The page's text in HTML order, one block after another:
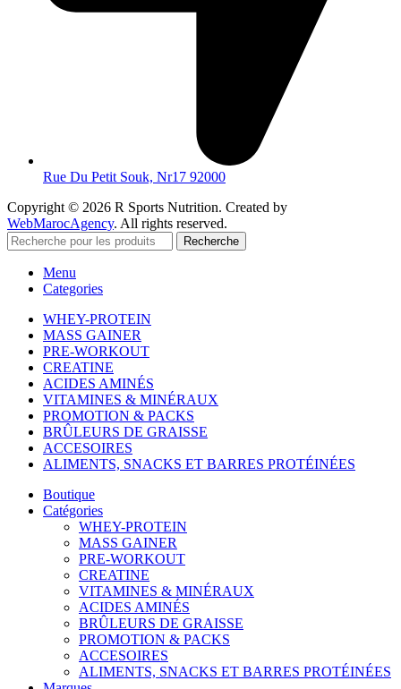
Rue Du Petit Souk, Nr17 92000
Copyright © 2026 R Sports Nutrition. Created by
WebMarocAgency. All rights reserved.
Recherche
Menu
Categories
WHEY-PROTEIN
MASS GAINER
PRE-WORKOUT
CREATINE
ACIDES AMINÉS
VITAMINES & MINÉRAUX
PROMOTION & PACKS
BRÛLEURS DE GRAISSE
ACCESOIRES
ALIMENTS, SNACKS ET BARRES PROTÉINÉES
Boutique
Catégories
WHEY-PROTEIN
MASS GAINER
PRE-WORKOUT
CREATINE
VITAMINES & MINÉRAUX
ACIDES AMINÉS
BRÛLEURS DE GRAISSE
PROMOTION & PACKS
ACCESOIRES
ALIMENTS, SNACKS ET BARRES PROTÉINÉES